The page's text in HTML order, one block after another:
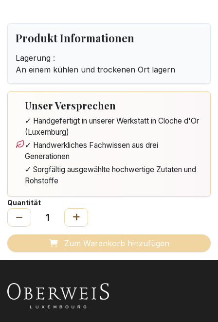
Produkt Informationen
Lagerung :
An einem kühlen und trockenen Ort lagern
Unser Versprechen
✓ Handgefertigt in unserer Werkstatt in Cloche d'Or
(Luxemburg)
✓ Handwerkliches Fachwissen aus drei
Generationen
✓ Sorgfältig ausgewählte hochwertige Zutaten und
Rohstoffe
Quantität
Zum Warenkorb hinzufügen